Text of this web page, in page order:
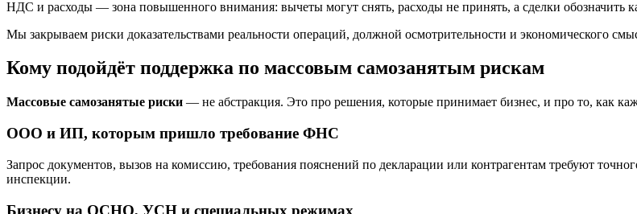
НДС и расходы — зона повышенного внимания: вычеты могут снять, расходы не принять, а сделки обозначить
Мы закрываем риски доказательствами реальности операций, должной осмотрительности и экономического
Кому подойдёт поддержка по массовым самозанятым рискам
Массовые самозанятые риски — не абстракция. Это про решения, которые принимает бизнес, и про то, как
ООО и ИП, которым пришло требование ФНС
Запрос документов, вызов на комиссию, требования пояснений по декларации или контрагентам требуют
инспекции.
Бизнесу на ОСНО, УСН и специальных режимах